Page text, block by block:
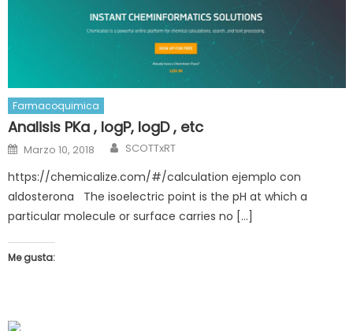
Farmacoquimica
Analisis PKa , logP, logD , etc
Posted
on
Marzo 10, 2018 Author
SCOTTxRT
https://chemicalize.com/#/calculation ejemplo con
aldosterona The isoelectric point is the pH at which a
particular molecule or surface carries no […]
Me gusta: